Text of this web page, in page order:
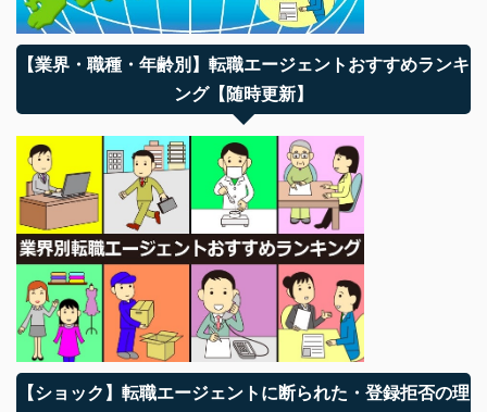
【業界・職種・年齢別】転職エージェントおすすめランキ
ング【随時更新】
【ショック】転職エージェントに断られた・登録拒否の理